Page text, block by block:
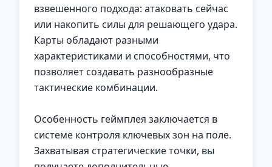
взвешенного подхода: атаковать сейчас
или накопить силы для решающего удара.
Карты обладают разными
характеристиками и способностями, что
позволяет создавать разнообразные
тактические комбинации.
Особенность геймплея заключается в
системе контроля ключевых зон на поле.
Захватывая стратегические точки, вы